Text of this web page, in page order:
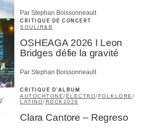
Par Stephan Boissonneault
CRITIQUE DE CONCERT
SOUL/R&B
OSHEAGA 2026 I Leon
Bridges défie la gravité
Par Stephan Boissonneault
CRITIQUE D'ALBUM
AUTOCHTONE/ ÉLECTRO/ FOLKLORE/
LATINO/ ROCK2026
Clara Cantore – Regreso